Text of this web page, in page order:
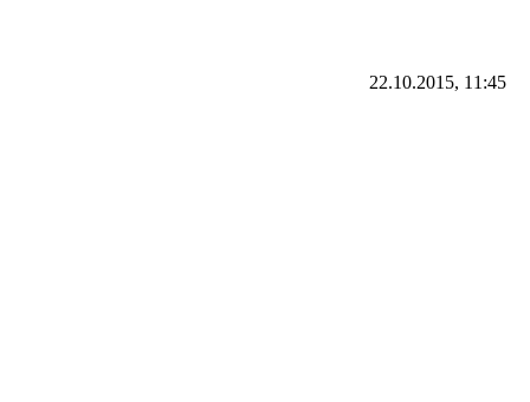
22.10.2015, 11:45